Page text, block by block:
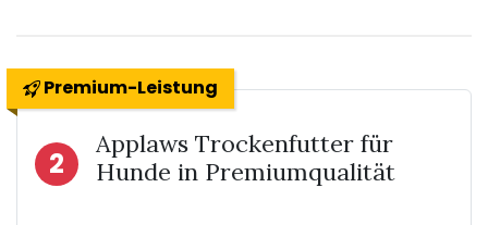
Premium-Leistung
2
Applaws Trockenfutter für
Hunde in Premiumqualität